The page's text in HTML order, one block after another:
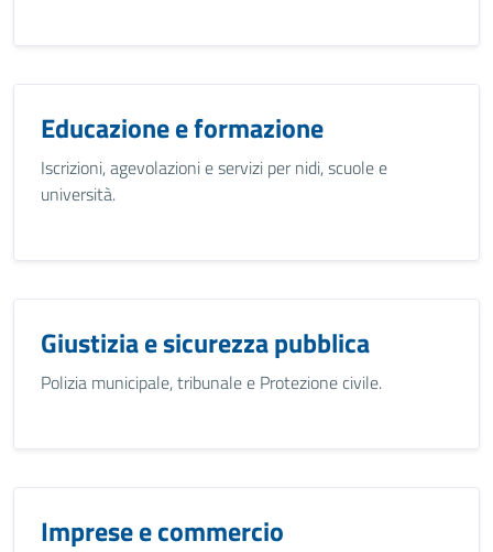
Educazione e formazione
Iscrizioni, agevolazioni e servizi per nidi, scuole e
università.
Giustizia e sicurezza pubblica
Polizia municipale, tribunale e Protezione civile.
Imprese e commercio